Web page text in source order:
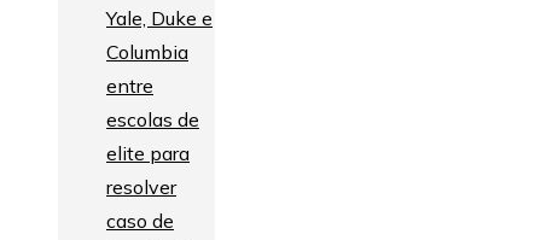
Yale, Duke e
Columbia
entre
escolas de
elite para
resolver
caso de